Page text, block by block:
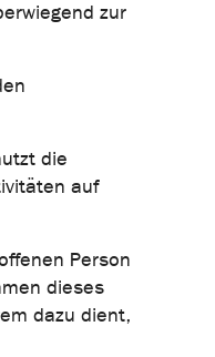
zur
die
auf
Person
dieses
dazu dient,